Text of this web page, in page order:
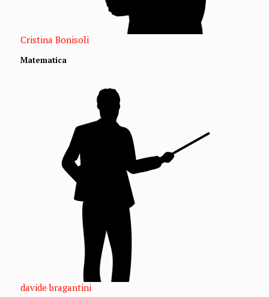
Cristina Bonisoli
Matematica
davide bragantini